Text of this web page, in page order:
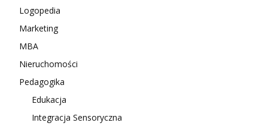
Logopedia
Marketing
MBA
Nieruchomości
Pedagogika
Edukacja
Integracja Sensoryczna